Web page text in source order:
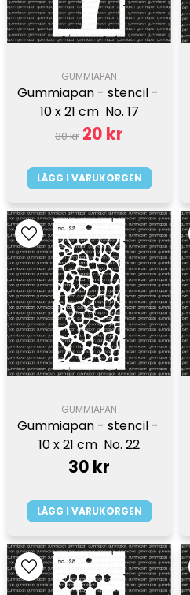
GUMMIAPAN
Gummiapan - stencil -
10 x 21 cm  No. 17
30 kr 20 kr
LÄGG I VARUKORGEN
GUMMIAPAN
Gummiapan - stencil -
10 x 21 cm  No. 22
30 kr
LÄGG I VARUKORGEN